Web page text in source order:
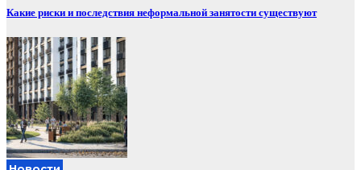
Какие риски и последствия неформальной занятости существуют